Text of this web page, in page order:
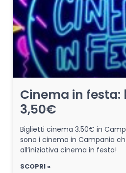
Cinema in festa:
3,50€
Biglietti cinema 3.50€ in
sono i cinema in Campania
all’iniziativa cinema in festa!
SCOPRI »